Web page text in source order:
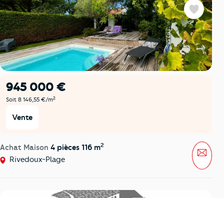
945 000 €
Soit 8 146,55 €/m2
Vente
Achat Maison 4 pièces 116 m2
Rivedoux-Plage
Favoris